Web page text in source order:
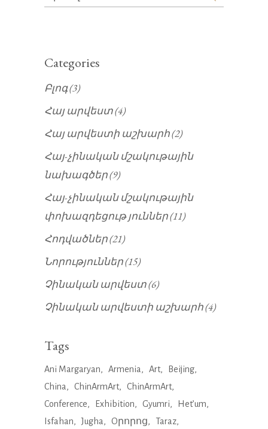
for:
Categories
Բլոգ(3)
Հայ արվեստ(4)
Հայ արվեստի աշխարհ(2)
Հայ-չինական մշակութային
նախագծեր(9)
Հայ-չինական մշակութային
փոխազդեցութ յուններ(11)
Հոդվածներ(21)
Նորություններ(15)
Չինական արվեստ(6)
Չինական արվեստի աշխարհ(4)
Tags
Ani Margaryan Armenia Art
Beijing
China
ChinArmArt
ChinArmArt
Conference
Exhibition Gyumri
Het’um
Isfahan
Jugha Oրորոց
Taraz